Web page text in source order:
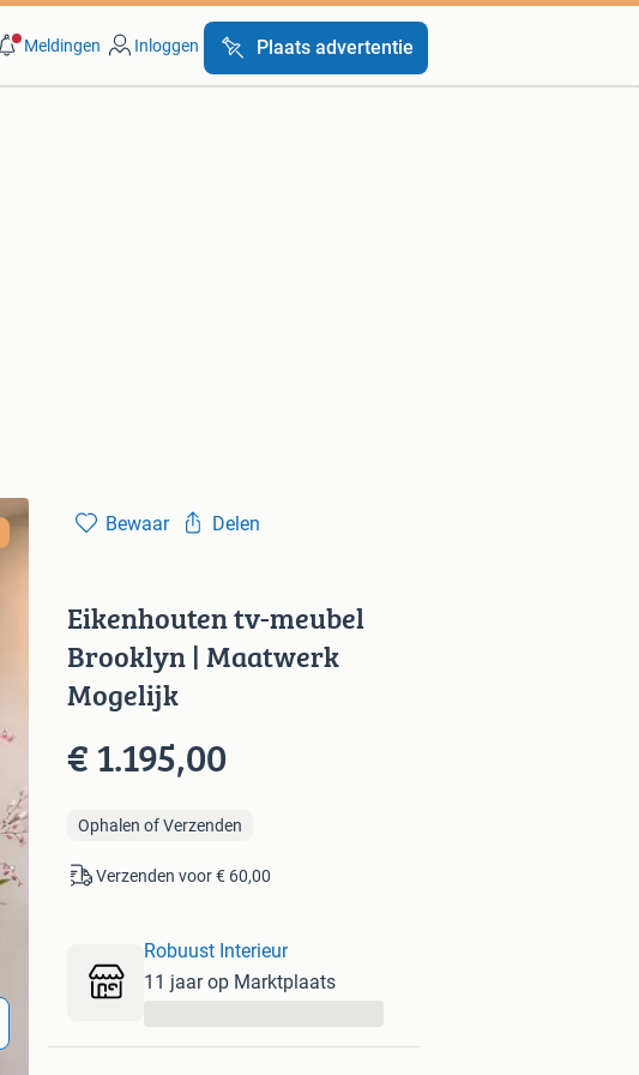
Meldingen Inloggen Plaats advertentie
Bewaar Delen
Eikenhouten tv-meubel
Brooklyn | Maatwerk
Mogelijk
€ 1.195,00
Ophalen of Verzenden
Verzenden voor € 60,00
Robuust Interieur
11 jaar op Marktplaats